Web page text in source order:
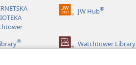
JW Hub®
(otvara
prozor)
® Watchtower Library